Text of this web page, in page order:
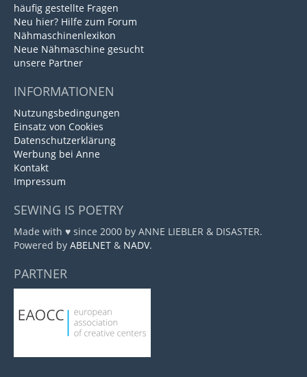
häufig gestellte Fragen
Neu hier? Hilfe zum Forum
Nähmaschinenlexikon
Neue Nähmaschine gesucht
unsere Partner
INFORMATIONEN
Nutzungsbedingungen
Einsatz von Cookies
Datenschutzerklärung
Werbung bei Anne
Kontakt
Impressum
SEWING IS POETRY
Made with ♥ since 2000 by ANNE LIEBLER & DISASTER.
Powered by ABELNET & NADV.
PARTNER